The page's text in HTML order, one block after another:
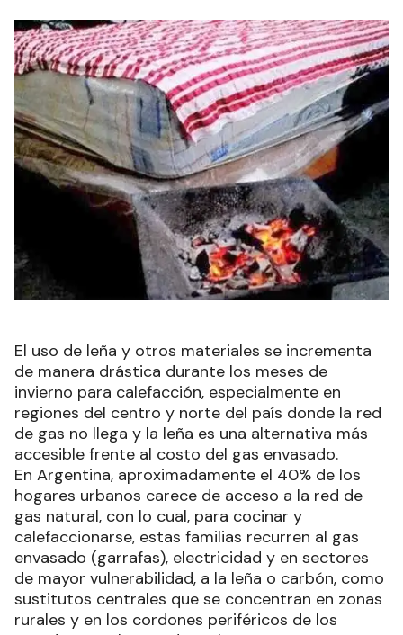
El uso de leña y otros materiales se incrementa
de manera drástica durante los meses de
invierno para calefacción, especialmente en
regiones del centro y norte del país donde la red
de gas no llega y la leña es una alternativa más
accesible frente al costo del gas envasado.
En Argentina, aproximadamente el 40% de los
hogares urbanos carece de acceso a la red de
gas natural, con lo cual, para cocinar y
calefaccionarse, estas familias recurren al gas
envasado (garrafas), electricidad y en sectores
de mayor vulnerabilidad, a la leña o carbón, como
sustitutos centrales que se concentran en zonas
rurales y en los cordones periféricos de los